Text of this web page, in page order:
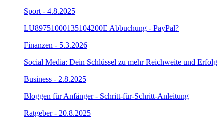
Sport - 4.8.2025
LU89751000135104200E Abbuchung - PayPal?
Finanzen - 5.3.2026
Social Media: Dein Schlüssel zu mehr Reichweite und Erfolg
Business - 2.8.2025
Bloggen für Anfänger - Schritt-für-Schritt-Anleitung
Ratgeber- 20.8.2025